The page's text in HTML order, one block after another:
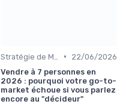
•
22/06/2026
Vendre à 7 personnes en
2026 : pourquoi votre go-to-
market échoue si vous parlez
encore au "décideur"